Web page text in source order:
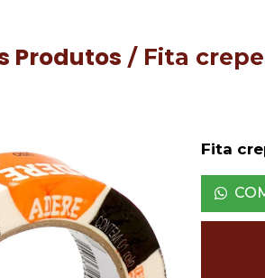
Produtos / Fita
Fita